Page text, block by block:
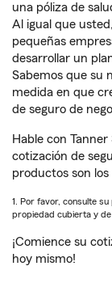
una póliza de
Al igual que
pequeñas
desarrollar un
Sabemos que su
medida en que
de seguro de
Hable con
cotización de
productos son
1. Por favor, consulte
propiedad cubierta y
¡Comience su
hoy mismo!